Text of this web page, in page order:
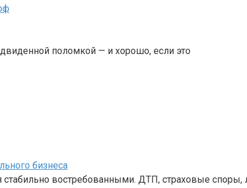
поломкой — и хорошо, если это
бизнеса
востребованными. ДТП, страховые